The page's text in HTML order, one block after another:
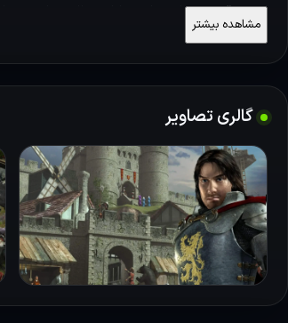
ارتش قوی بپردازد. بازی دارای حالت های
آنلاین بسته به نیاز خود می توانید یکی از
بررسی گیم‌پلی
گیم‌پلی بازی به‌گونه‌ای طراحی شده است که
مانند چوب، سنگ و خوراک را جمع‌آوری کنند
بازیکن این امکان را می‌دهد که با استفاده از
مختلف در بازی تأثیر مستقیم بر روند
تصمیم بگیرند که با دیگر قلعه‌ها متحد شوند
مشاهده بیشتر
گالری تصاویر